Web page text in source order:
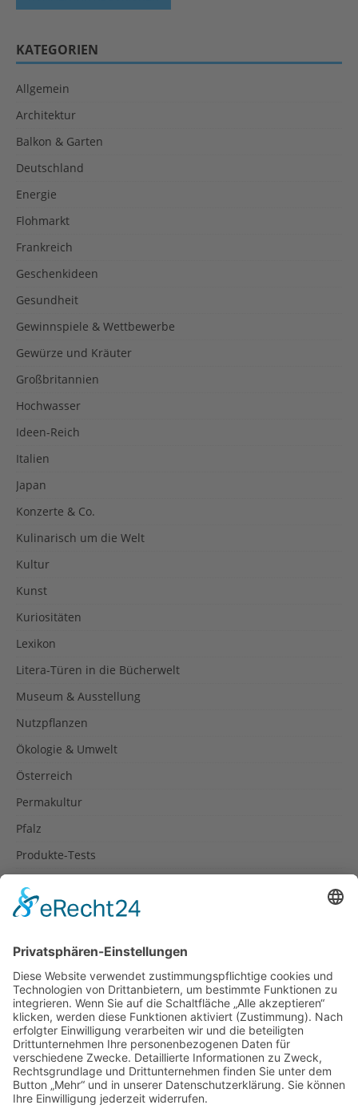
KATEGORIEN
Allgemein
Architektur
Balkon & Garten
Deutschland
Energie
Flohmarkt
Frankreich
Geschenkideen
Gesundheit
Gewinnspiele & Wettbewerbe
Gewürze und Kräuter
Großbritannien
Hochwasser
Ideen-Reich
Italien
Japan
Konzerte & Co.
Kulinarisch um die Welt
Kultur
Kunst
Kuriositäten
Lexikon
Litera-Türen in die Bücherwelt
Museum & Ausstellung
Nutzpflanzen
Ökologie & Umwelt
Österreich
Permakultur
Pfalz
Produkte-Tests
Rezepte
Spanien
Südtirol
USA
Weihnachten
Weihnachtstexte
Datenschutzerklärung